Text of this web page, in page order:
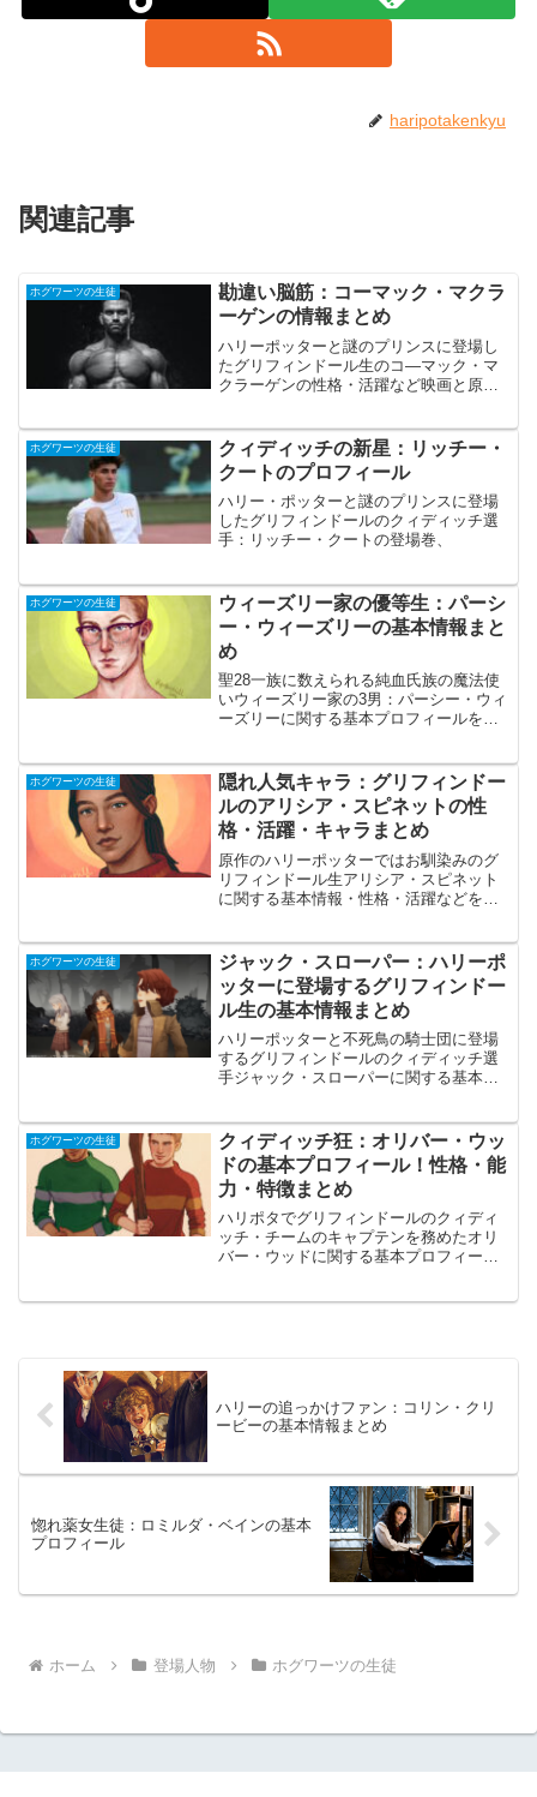
haripotakenkyu
関連記事
ホグワーツの生徒
勘違い脳筋：コーマック・マクラ
ーゲンの情報まとめ
ハリーポッターと謎のプリンスに登場し
たグリフィンドール生のコ―マック・マ
クラーゲンの性格・活躍など映画と原作
ホグワーツの生徒
クィディッチの新星：リッチー・
クートのプロフィール
ハリー・ポッターと謎のプリンスに登場
したグリフィンドールのクィディッチ選
手：リッチー・クートの登場巻、
ホグワーツの生徒
ウィーズリー家の優等生：パーシ
ー・ウィーズリーの基本情報まと
め
聖28一族に数えられる純血氏族の魔法使
いウィーズリー家の3男：パーシー・ウィ
ーズリーに関する基本プロフィールをま
を詳しく解説しています。
ホグワーツの生徒
隠れ人気キャラ：グリフィンドー
ルのアリシア・スピネットの性
格・活躍・キャラまとめ
原作のハリーポッターではお馴染みのグ
リフィンドール生アリシア・スピネット
に関する基本情報・性格・活躍などをハ
かに人気のあるキャラクターを徹底解説
しています。
ホグワーツの生徒
ジャック・スローパー：ハリーポ
ッターに登場するグリフィンドー
ル生の基本情報まとめ
ハリーポッターと不死鳥の騎士団に登場
するグリフィンドールのクィディッチ選
手ジャック・スローパーに関する基本プ
ホグワーツの生徒
クィディッチ狂：オリバー・ウッ
ドの基本プロフィール！性格・能
力・特徴まとめ
ハリポタでグリフィンドールのクィディ
ッチ・チームのキャプテンを務めたオリ
バー・ウッドに関する基本プロフィール
ハリーの追っかけファン：コリン・クリ
ービーの基本情報まとめ
惚れ薬女生徒：ロミルダ・ベインの基本
プロフィール
ホーム 登場人物 ホグワーツの生徒